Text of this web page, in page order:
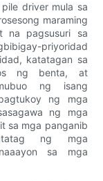
driver mula sa
maraming
na pagsusuri sa
priyoridad
katatagan sa
ng benta, at
ng isang
ng mga
ng mga
sa mga panganib
ng mga
sa mga